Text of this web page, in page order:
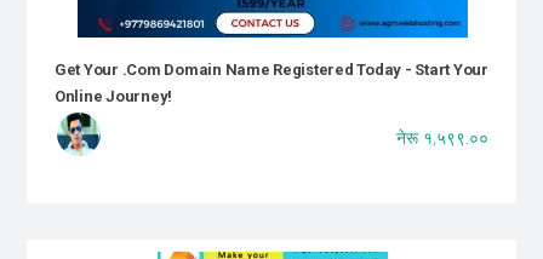
Get Your .com Domain Name Registered Today - Start Your
Online Journey!
नेरू १,५९९.००